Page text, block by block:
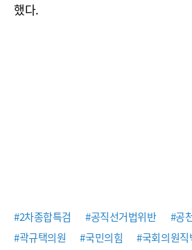
했다.
#2차종합특검 #공직선거법위반
#공
#곽규택의원
#국민의힘 #국회의원직